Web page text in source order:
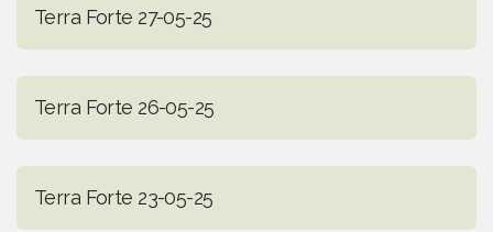
Terra Forte 27-05-25
Terra Forte 26-05-25
Terra Forte 23-05-25